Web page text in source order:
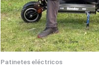
Patinetes eléctricos